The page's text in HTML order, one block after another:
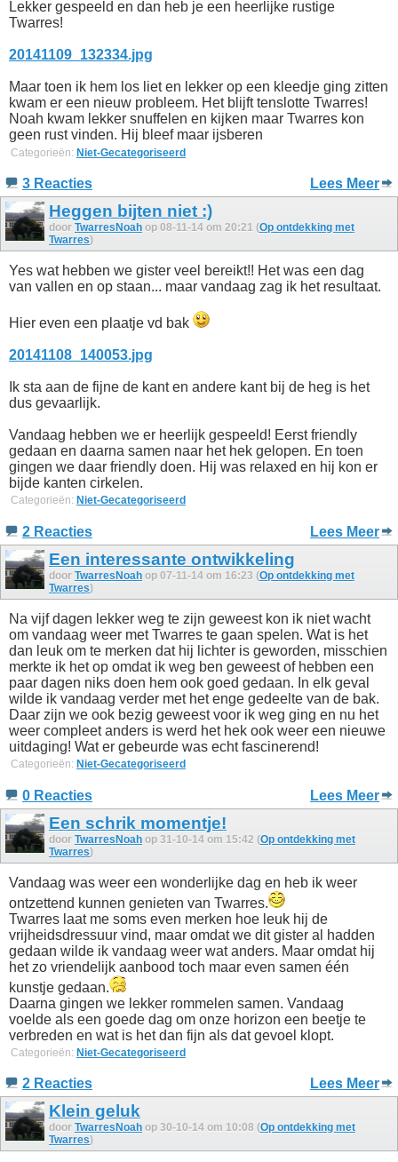
Lekker gespeeld en dan heb je een heerlijke rustige
Twarres!
20141109_132334.jpg
Maar toen ik hem los liet en lekker op een kleedje ging zitten
kwam er een nieuw probleem. Het blijft tenslotte Twarres!
Noah kwam lekker snuffelen en kijken maar Twarres kon
geen rust vinden. Hij bleef maar ijsberen
Categorieën: Niet-Gecategoriseerd
3 Reacties Lees Meer
Heggen bijten niet :)
door TwarresNoah op 08-11-14 om 20:21 (Op ontdekking met
Twarres)
Yes wat hebben we gister veel bereikt!! Het was een dag
van vallen en op staan... maar vandaag zag ik het resultaat.
Hier even een plaatje vd bak
20141108_140053.jpg
Ik sta aan de fijne de kant en andere kant bij de heg is het
dus gevaarlijk.
Vandaag hebben we er heerlijk gespeeld! Eerst friendly
gedaan en daarna samen naar het hek gelopen. En toen
gingen we daar friendly doen. Hij was relaxed en hij kon er
bijde kanten cirkelen.
Categorieën: Niet-Gecategoriseerd
2 Reacties Lees Meer
Een interessante ontwikkeling
door TwarresNoah op 07-11-14 om 16:23 (Op ontdekking met
Twarres)
Na vijf dagen lekker weg te zijn geweest kon ik niet wacht
om vandaag weer met Twarres te gaan spelen. Wat is het
dan leuk om te merken dat hij lichter is geworden, misschien
merkte ik het op omdat ik weg ben geweest of hebben een
paar dagen niks doen hem ook goed gedaan. In elk geval
wilde ik vandaag verder met het enge gedeelte van de bak.
Daar zijn we ook bezig geweest voor ik weg ging en nu het
weer compleet anders is werd het hek ook weer een nieuwe
uitdaging! Wat er gebeurde was echt fascinerend!
Categorieën: Niet-Gecategoriseerd
0 Reacties Lees Meer
Een schrik momentje!
door TwarresNoah op 31-10-14 om 15:42 (Op ontdekking met
Twarres)
Vandaag was weer een wonderlijke dag en heb ik weer
ontzettend kunnen genieten van Twarres.
Twarres laat me soms even merken hoe leuk hij de
vrijheidsdressuur vind, maar omdat we dit gister al hadden
gedaan wilde ik vandaag weer wat anders. Maar omdat hij
het zo vriendelijk aanbood toch maar even samen één
kunstje gedaan.
Daarna gingen we lekker rommelen samen. Vandaag
voelde als een goede dag om onze horizon een beetje te
verbreden en wat is het dan fijn als dat gevoel klopt.
Categorieën: Niet-Gecategoriseerd
2 Reacties Lees Meer
Klein geluk
door TwarresNoah op 30-10-14 om 10:08 (Op ontdekking met
Twarres)